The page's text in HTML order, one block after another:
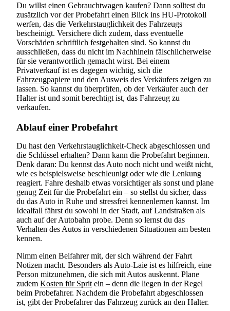
Du willst einen Gebrauchtwagen kaufen? Dann solltest du
zusätzlich vor der Probefahrt einen Blick ins HU-Protokoll
werfen, das die Verkehrstauglichkeit des Fahrzeugs
bescheinigt. Versichere dich zudem, dass eventuelle
Vorschäden schriftlich festgehalten sind. So kannst du
ausschließen, dass du nicht im Nachhinein fälschlicherweise
für sie verantwortlich gemacht wirst. Bei einem
Privatverkauf ist es dagegen wichtig, sich die
Fahrzeugpapiere und den Ausweis des Verkäufers zeigen zu
lassen. So kannst du überprüfen, ob der Verkäufer auch der
Halter ist und somit berechtigt ist, das Fahrzeug zu
verkaufen.
Ablauf einer Probefahrt
Du hast den Verkehrstauglichkeit-Check abgeschlossen und
die Schlüssel erhalten? Dann kann die Probefahrt beginnen.
Denk daran: Du kennst das Auto noch nicht und weißt nicht,
wie es beispielsweise beschleunigt oder wie die Lenkung
reagiert. Fahre deshalb etwas vorsichtiger als sonst und plane
genug Zeit für die Probefahrt ein – so stellst du sicher, dass
du das Auto in Ruhe und stressfrei kennenlernen kannst. Im
Idealfall fährst du sowohl in der Stadt, auf Landstraßen als
auch auf der Autobahn probe. Denn so lernst du das
Verhalten des Autos in verschiedenen Situationen am besten
kennen.
Nimm einen Beifahrer mit, der sich während der Fahrt
Notizen macht. Besonders als Auto-Laie ist es hilfreich, eine
Person mitzunehmen, die sich mit Autos auskennt. Plane
zudem Kosten für Sprit ein – denn die liegen in der Regel
beim Probefahrer. Nachdem die Probefahrt abgeschlossen
ist, gibt der Probefahrer das Fahrzeug zurück an den Halter.